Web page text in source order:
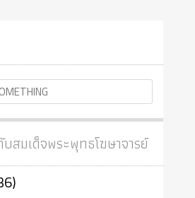
บสมเด็จพระพุทธโฆษาจารย์